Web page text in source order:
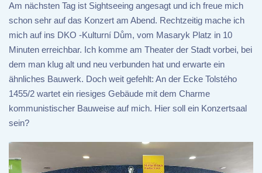
Am nächsten Tag ist Sightseeing angesagt und ich freue mich
schon sehr auf das Konzert am Abend. Rechtzeitig mache ich
mich auf ins DKO -Kulturní Dům, vom Masaryk Platz in 10
Minuten erreichbar. Ich komme am Theater der Stadt vorbei, bei
dem man klug alt und neu verbunden hat und erwarte ein
ähnliches Bauwerk. Doch weit gefehlt: An der Ecke Tolstého
1455/2 wartet ein riesiges Gebäude mit dem Charme
kommunistischer Bauweise auf mich. Hier soll ein Konzertsaal
sein?